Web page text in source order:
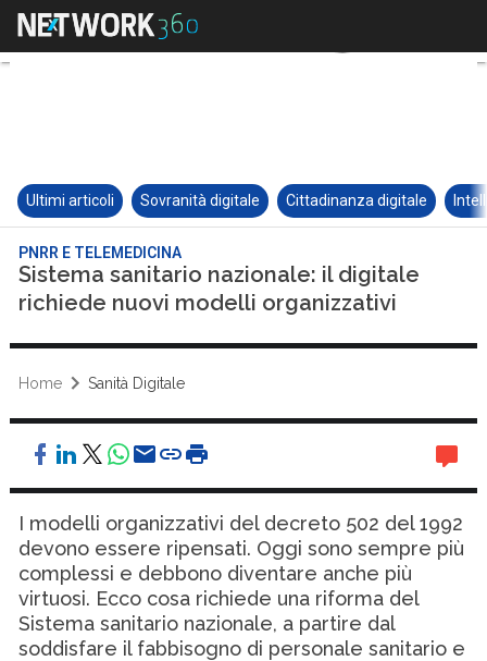
Ultimi articoli Sovranità digitale Cittadinanza digitale
PNRR E TELEMEDICINA
Sistema sanitario nazionale: il digitale
richiede nuovi modelli organizzativi
Home Sanità Digitale
I modelli organizzativi del decreto 502 del 1992
devono essere ripensati. Oggi sono sempre più
complessi e debbono diventare anche più
virtuosi. Ecco cosa richiede una riforma del
Sistema sanitario nazionale, a partire dal
soddisfare il fabbisogno di personale sanitario e